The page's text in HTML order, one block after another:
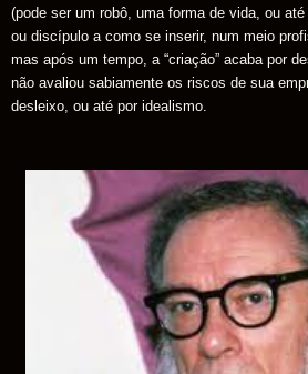
(pode ser um robô, uma forma de vida, ou
ou discípulo a como se inserir, num meio
mas após um tempo, a “criação” acaba por
não avaliou sabiamente os riscos de sua
desleixo, ou até por idealismo.